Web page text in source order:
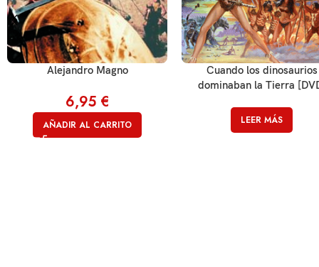
Alejandro Magno
6,95 €
AÑADIR AL CARRITO
Cuando los dinosaurios
dominaban la Tierra
LEER MÁS